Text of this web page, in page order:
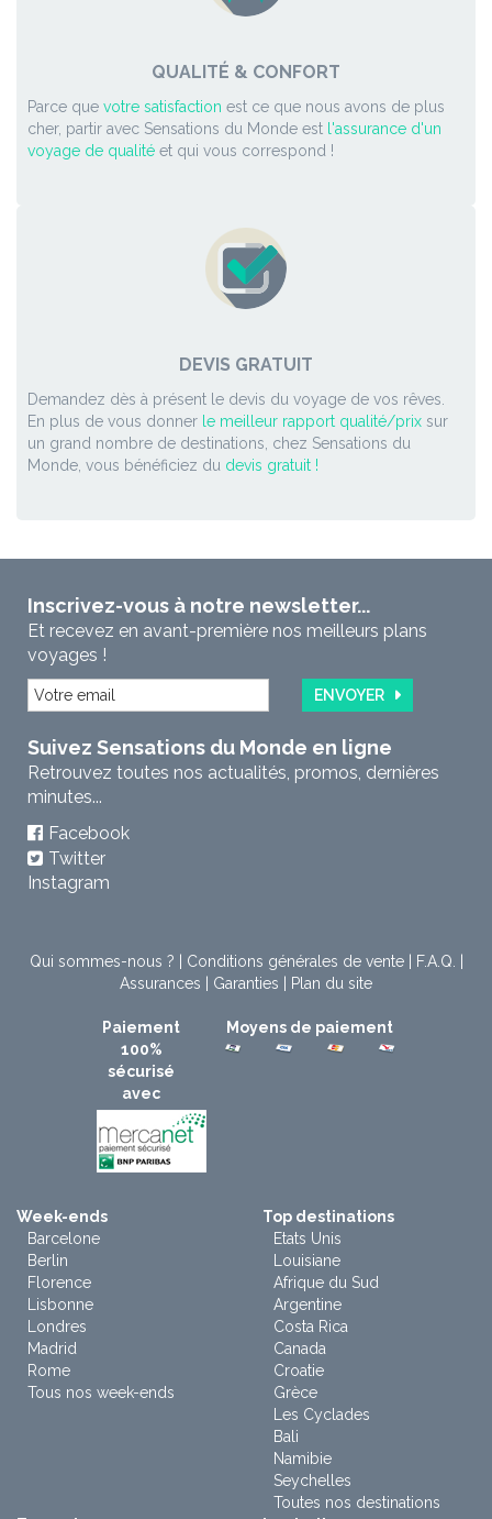
QUALITÉ & CONFORT
Parce que votre satisfaction est ce que nous avons de plus
cher, partir avec Sensations du Monde est l'assurance d'un
voyage de qualité et qui vous correspond !
DEVIS GRATUIT
Demandez dès à présent le devis du voyage de vos rêves.
En plus de vous donner le meilleur rapport qualité/prix sur
un grand nombre de destinations, chez Sensations du
Monde, vous bénéficiez du devis gratuit !
Inscrivez-vous à notre newsletter...
Et recevez en avant-première nos meilleurs plans
voyages !
ENVOYER
Suivez Sensations du Monde en ligne
Retrouvez toutes nos actualités, promos, dernières
minutes...
Facebook
Twitter
Instagram
Qui sommes-nous ? Conditions générales de vente| F.A.Q.
Assurances
Garanties Plan du site
Paiement
100%
sécurisé
avec
Moyens de paiement
Week-ends
Barcelone
Berlin
Florence
Lisbonne
Londres
Madrid
Rome
Tous nos week-ends
Top destinations
Etats Unis
Louisiane
Afrique du Sud
Argentine
Costa Rica
Canada
Croatie
Grèce
Les Cyclades
Bali
Namibie
Seychelles
Toutes nos destinations